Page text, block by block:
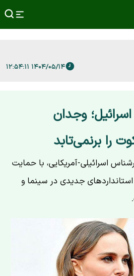
۱۴۰۴/۰۵/۱۴ ۱۲:۵۴:۱۱
وجدان
را برنمی‌تابد
اسرائیلی-آمریکایی، با حمایت
جدیدی در سینما و